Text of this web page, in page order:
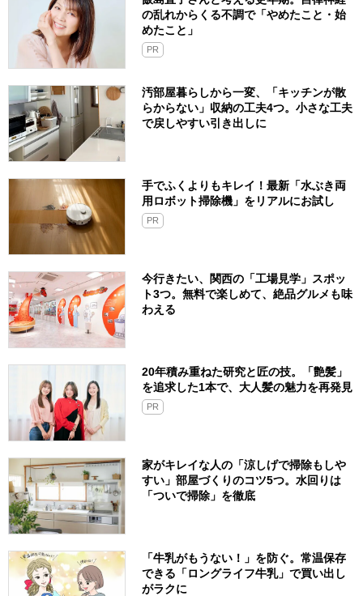
の乱れからくる不調で「やめたこと・始
めたこと」
PR
汚部屋暮らしから一変、「キッチンが散
らからない」収納の工夫4つ。小さな工夫
で戻しやすい引き出しに
手でふくよりもキレイ！最新「水ぶき両
用ロボット掃除機」をリアルにお試し
PR
今行きたい、関西の「工場見学」スポッ
ト3つ。無料で楽しめて、絶品グルメも味
わえる
20年積み重ねた研究と匠の技。「艶髪」
を追求した1本で、大人髪の魅力を再発見
PR
家がキレイな人の「涼しげで掃除もしや
すい」部屋づくりのコツ5つ。水回りは
「ついで掃除」を徹底
「牛乳がもうない！」を防ぐ。常温保存
できる「ロングライフ牛乳」で買い出し
がラクに